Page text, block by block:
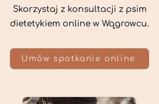
Skorzystaj z konsultacji z psim
dietetykiem online w Wągrowcu.
Umów spotkanie online